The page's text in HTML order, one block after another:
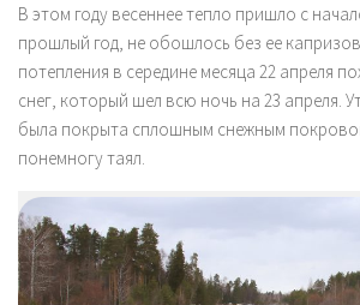
В этом году весеннее тепло пришло с
прошлый год, не обошлось без ее
потепления в середине месяца 22 апреля
снег, который шел всю ночь на 23 апреля.
была покрыта сплошным снежным
понемногу таял.